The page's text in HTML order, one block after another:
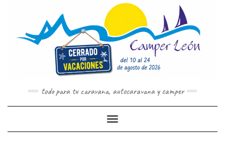
todo para tu caravana, autocaravana y camper
Cambiar modo de navegación